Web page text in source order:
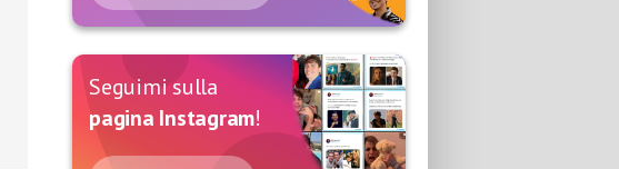
Seguimi sulla
pagina Instagram!